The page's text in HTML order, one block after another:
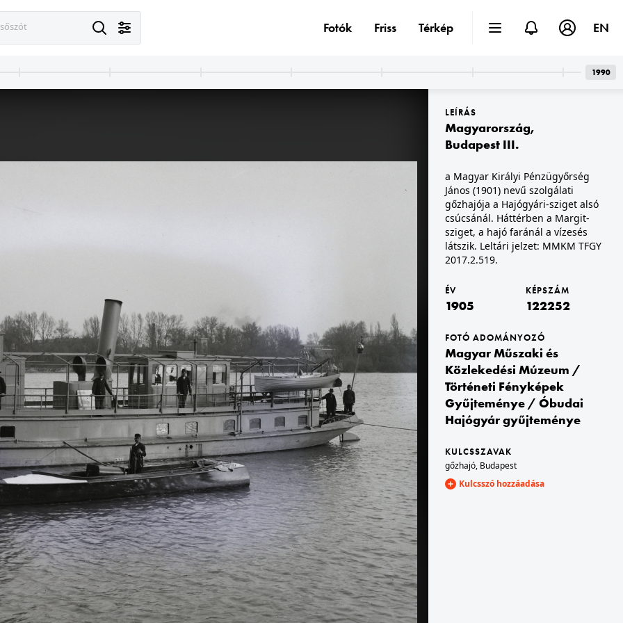
1905 · Békéscsaba
a Békéscsabai Magyar Királyi Állami Elemi Iskola III. osztálya az 1904/05. tanévben.
1905 · Trencsén 1905 1905 · Trencsén 1905 1905 · Trencsén 1905
1905 · Kőszeg 1905
1905 · Magyarország
Obauer-Bannerfeld Alfréd, később ezredes, Csernyivci katonai parancsnoka.
1905 · Karcag
Kaukál János fényképész.
LEÍRÁS
Magyarország,
Budapest III.
a Magyar Királyi Pénzügyőrség
János (1901) nevű szolgálati
gőzhajója a Hajógyári-sziget alsó
csúcsánál. Háttérben a Margit-
sziget, a hajó faránál a vízesés
látszik. Leltári jelzet: MMKM TFGY
2017.2.519.
ÉV
1905
KÉPSZÁM
122252
FOTÓ ADOMÁNYOZÓ
Magyar Műszaki és
Közlekedési Múzeum /
Történeti Fényképek
Gyűjteménye / Óbudai
Hajógyár gyűjteménye
KULCSSZAVAK
gőzhajó, Budapest
Kulcsszó hozzáadása
Fotók Friss Térkép EN
1990